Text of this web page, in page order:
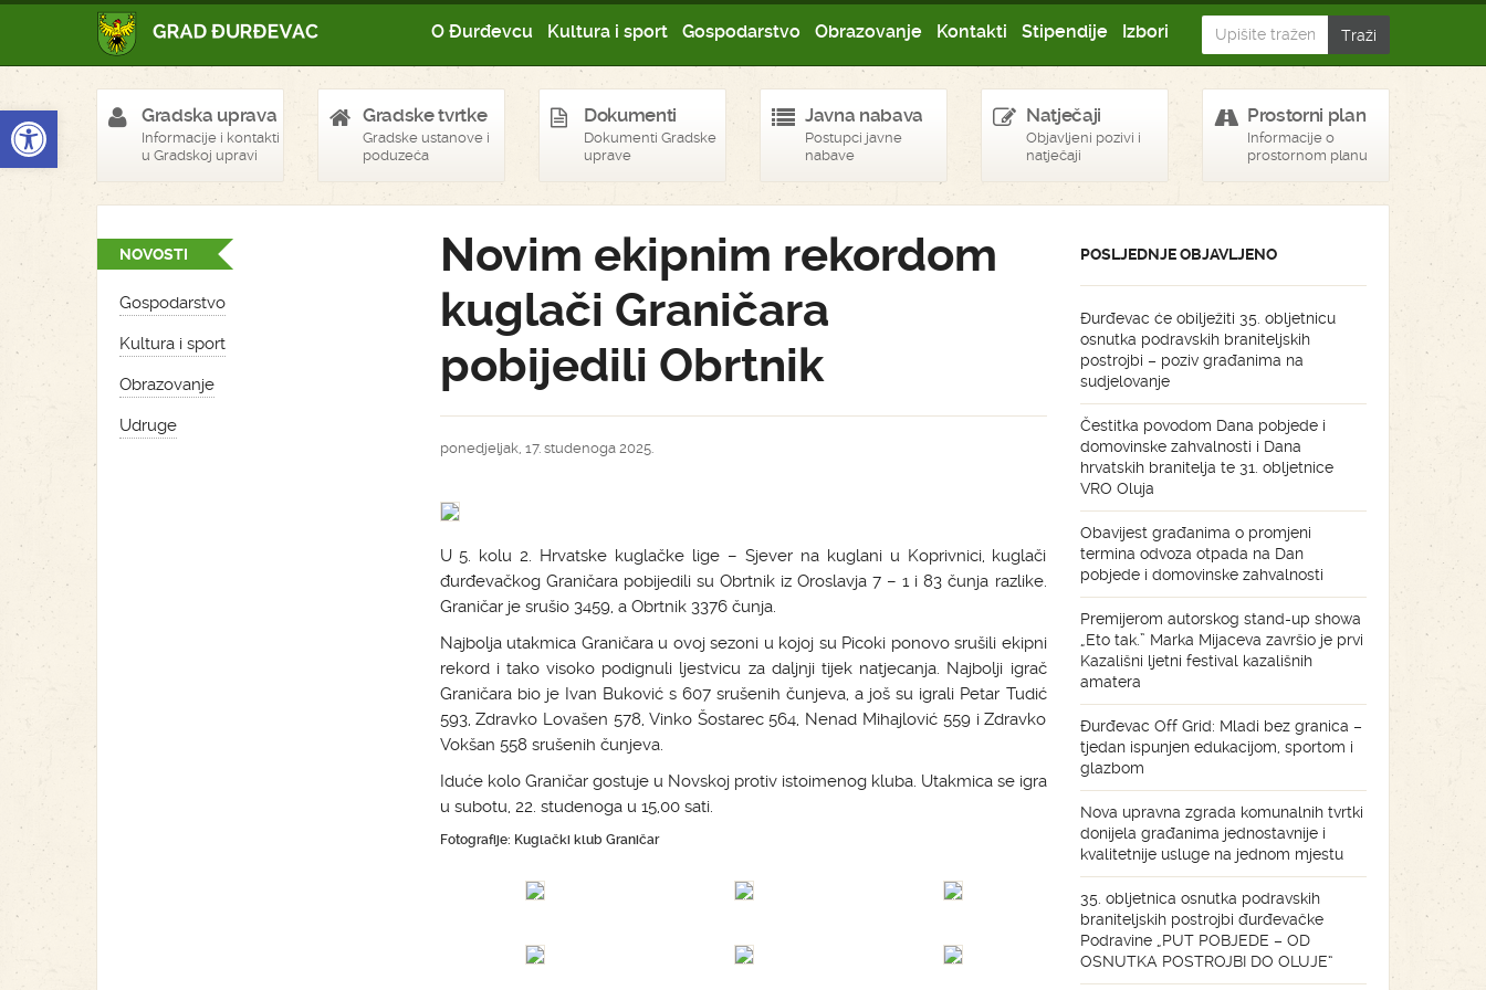
Open toolbar
O Đurđevcu Kultura i sport Gospodarstvo Obrazovanje Kontakti Stipendije Izbori
Gradska uprava
Informacije i kontakti
u Gradskoj upravi
Gradske tvrtke
Gradske ustanove i
poduzeća
Dokumenti
Dokumenti Gradske
uprave
Javna nabava
Postupci javne
nabave
Natječaji
Objavljeni pozivi i
natječaji
Prostorni plan
Informacije o
prostornom planu
NOVOSTI
Gospodarstvo
Kultura i sport
Obrazovanje
Udruge
Novim ekipnim rekordom
kuglači Graničara
pobijedili Obrtnik
ponedjeljak, 17. studenoga 2025.
U 5. kolu 2. Hrvatske kuglačke lige – Sjever na kuglani u Koprivnici, kuglači
đurđevačkog Graničara pobijedili su Obrtnik iz Oroslavja 7 – 1 i 83 čunja razlike.
Graničar je srušio 3459, a Obrtnik 3376 čunja.
Najbolja utakmica Graničara u ovoj sezoni u kojoj su Picoki ponovo srušili ekipni
rekord i tako visoko podignuli ljestvicu za daljnji tijek natjecanja. Najbolji igrač
Graničara bio je Ivan Buković s 607 srušenih čunjeva, a još su igrali Petar Tudić
593, Zdravko Lovašen 578, Vinko Šostarec 564, Nenad Mihajlović 559 i Zdravko
Vokšan 558 srušenih čunjeva.
Iduće kolo Graničar gostuje u Novskoj protiv istoimenog kluba. Utakmica se igra
u subotu, 22. studenoga u 15,00 sati.
Fotografije: Kuglački klub Graničar
POSLJEDNJE OBJAVLJENO
Đurđevac će obilježiti 35. obljetnicu
osnutka podravskih braniteljskih
postrojbi – poziv građanima na
sudjelovanje
Čestitka povodom Dana pobjede i
domovinske zahvalnosti i Dana
hrvatskih branitelja te 31. obljetnice
VRO Oluja
Obavijest građanima o promjeni
termina odvoza otpada na Dan
pobjede i domovinske zahvalnosti
Premijerom autorskog stand-up showa
„Eto tak.” Marka Mijaceva završio je prvi
Kazališni ljetni festival kazališnih
amatera
Đurđevac Off Grid: Mladi bez granica –
tjedan ispunjen edukacijom, sportom i
glazbom
Nova upravna zgrada komunalnih tvrtki
donijela građanima jednostavnije i
kvalitetnije usluge na jednom mjestu
35. obljetnica osnutka podravskih
braniteljskih postrojbi đurđevačke
Podravine „PUT POBJEDE – OD
OSNUTKA POSTROJBI DO OLUJE“